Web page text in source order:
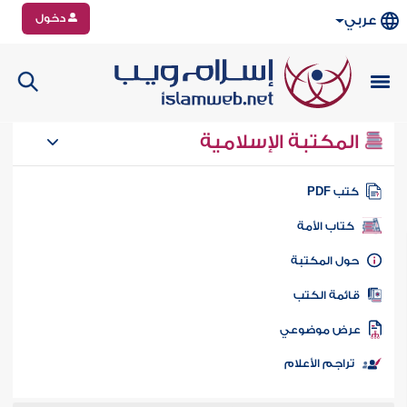
عربي دخول
المكتبة الإسلامية
كتب PDF
كتاب الأمة
المكتبة
الكتب
موضوعي